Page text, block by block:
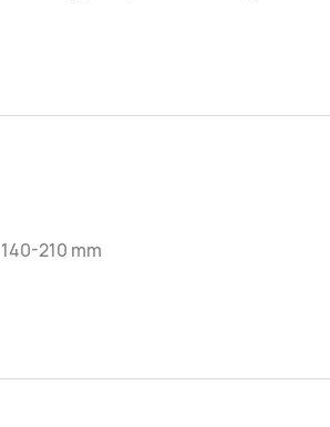
140-210 mm